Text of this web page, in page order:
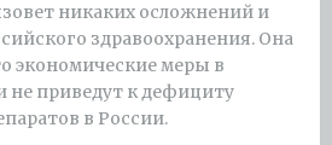
никаких осложнений и
здравоохранения. Она
экономические меры в
приведут к дефициту
в России.